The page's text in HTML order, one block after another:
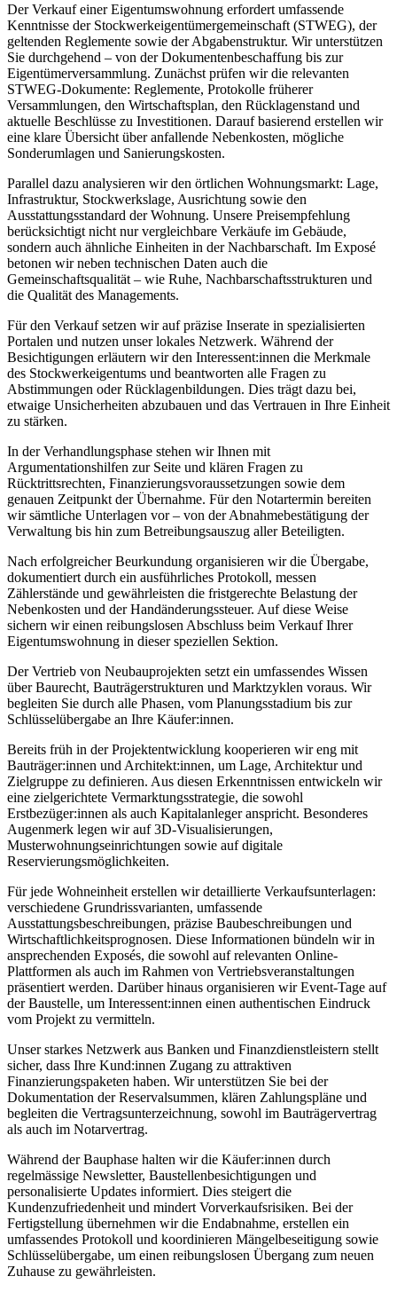
Der Verkauf einer Eigentumswohnung erfordert umfassende
Kenntnisse der Stockwerkeigentümergemeinschaft (STWEG), der
geltenden Reglemente sowie der Abgabenstruktur. Wir unterstützen
Sie durchgehend – von der Dokumentenbeschaffung bis zur
Eigentümerversammlung. Zunächst prüfen wir die relevanten
STWEG-Dokumente: Reglemente, Protokolle früherer
Versammlungen, den Wirtschaftsplan, den Rücklagenstand und
aktuelle Beschlüsse zu Investitionen. Darauf basierend erstellen wir
eine klare Übersicht über anfallende Nebenkosten, mögliche
Sonderumlagen und Sanierungskosten.
Parallel dazu analysieren wir den örtlichen Wohnungsmarkt: Lage,
Infrastruktur, Stockwerkslage, Ausrichtung sowie den
Ausstattungsstandard der Wohnung. Unsere Preisempfehlung
berücksichtigt nicht nur vergleichbare Verkäufe im Gebäude,
sondern auch ähnliche Einheiten in der Nachbarschaft. Im Exposé
betonen wir neben technischen Daten auch die
Gemeinschaftsqualität – wie Ruhe, Nachbarschaftsstrukturen und
die Qualität des Managements.
Für den Verkauf setzen wir auf präzise Inserate in spezialisierten
Portalen und nutzen unser lokales Netzwerk. Während der
Besichtigungen erläutern wir den Interessent:innen die Merkmale
des Stockwerkeigentums und beantworten alle Fragen zu
Abstimmungen oder Rücklagenbildungen. Dies trägt dazu bei,
etwaige Unsicherheiten abzubauen und das Vertrauen in Ihre Einheit
zu stärken.
In der Verhandlungsphase stehen wir Ihnen mit
Argumentationshilfen zur Seite und klären Fragen zu
Rücktrittsrechten, Finanzierungsvoraussetzungen sowie dem
genauen Zeitpunkt der Übernahme. Für den Notartermin bereiten
wir sämtliche Unterlagen vor – von der Abnahmebestätigung der
Verwaltung bis hin zum Betreibungsauszug aller Beteiligten.
Nach erfolgreicher Beurkundung organisieren wir die Übergabe,
dokumentiert durch ein ausführliches Protokoll, messen
Zählerstände und gewährleisten die fristgerechte Belastung der
Nebenkosten und der Handänderungssteuer. Auf diese Weise
sichern wir einen reibungslosen Abschluss beim Verkauf Ihrer
Eigentumswohnung in dieser speziellen Sektion.
Der Vertrieb von Neubauprojekten setzt ein umfassendes Wissen
über Baurecht, Bauträgerstrukturen und Marktzyklen voraus. Wir
begleiten Sie durch alle Phasen, vom Planungsstadium bis zur
Schlüsselübergabe an Ihre Käufer:innen.
Bereits früh in der Projektentwicklung kooperieren wir eng mit
Bauträger:innen und Architekt:innen, um Lage, Architektur und
Zielgruppe zu definieren. Aus diesen Erkenntnissen entwickeln wir
eine zielgerichtete Vermarktungsstrategie, die sowohl
Erstbezüger:innen als auch Kapitalanleger anspricht. Besonderes
Augenmerk legen wir auf 3D-Visualisierungen,
Musterwohnungseinrichtungen sowie auf digitale
Reservierungsmöglichkeiten.
Für jede Wohneinheit erstellen wir detaillierte Verkaufsunterlagen:
verschiedene Grundrissvarianten, umfassende
Ausstattungsbeschreibungen, präzise Baubeschreibungen und
Wirtschaftlichkeitsprognosen. Diese Informationen bündeln wir in
ansprechenden Exposés, die sowohl auf relevanten Online-
Plattformen als auch im Rahmen von Vertriebsveranstaltungen
präsentiert werden. Darüber hinaus organisieren wir Event-Tage auf
der Baustelle, um Interessent:innen einen authentischen Eindruck
vom Projekt zu vermitteln.
Unser starkes Netzwerk aus Banken und Finanzdienstleistern stellt
sicher, dass Ihre Kund:innen Zugang zu attraktiven
Finanzierungspaketen haben. Wir unterstützen Sie bei der
Dokumentation der Reservalsummen, klären Zahlungspläne und
begleiten die Vertragsunterzeichnung, sowohl im Bauträgervertrag
als auch im Notarvertrag.
Während der Bauphase halten wir die Käufer:innen durch
regelmässige Newsletter, Baustellenbesichtigungen und
personalisierte Updates informiert. Dies steigert die
Kundenzufriedenheit und mindert Vorverkaufsrisiken. Bei der
Fertigstellung übernehmen wir die Endabnahme, erstellen ein
umfassendes Protokoll und koordinieren Mängelbeseitigung sowie
Schlüsselübergabe, um einen reibungslosen Übergang zum neuen
Zuhause zu gewährleisten.